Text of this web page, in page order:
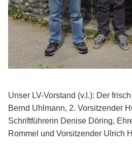
Unser LV-Vorstand (v.l.): Der
Bernd Uhlmann, 2. Vorsitzender
Schriftführerin Denise Döring,
Rommel und Vorsitzender Ulrich